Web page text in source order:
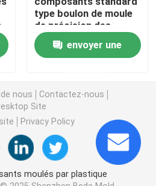
moule
type boulon de moule
de précision des
matériaux MISUMI des
anneaux S45C
envoyer une
nous
Contactez-nous
Site
Privacy Policy
moulés par plastique